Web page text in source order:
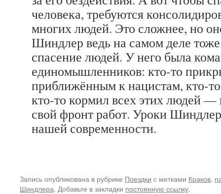
человека, требуются
многих людей. Это сложнее, но
Шиндлер ведь на самом деле
спасение людей. У него была
единомышленников: кто-то
приближённым к нацистам, кто-
кто-то кормил всех этих людей
свой фронт работ. Уроки
нашей современности.
Запись опубликована в рубрике Поездки с метками Краков,
Шиндлера. Добавьте в закладки постоянную ссылку.